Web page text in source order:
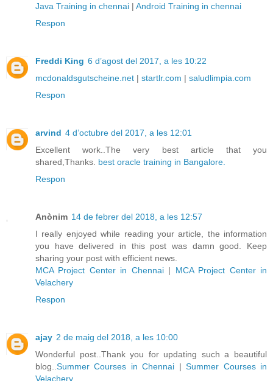
Java Training in chennai | Android Training in chennai
Respon
Freddi King 6 d’agost del 2017, a les 10:22
mcdonaldsgutscheine.net | startlr.com | saludlimpia.com
Respon
arvind 4 d’octubre del 2017, a les 12:01
Excellent work..The very best article that you
shared,Thanks. best oracle training in Bangalore.
Respon
Anònim 14 de febrer del 2018, a les 12:57
I really enjoyed while reading your article, the information
you have delivered in this post was damn good. Keep
sharing your post with efficient news.
MCA Project Center in Chennai| MCA Project Center in
Velachery
Respon
ajay 2 de maig del 2018, a les 10:00
Wonderful post..Thank you for updating such a beautiful
blog.. Summer Courses in Chennai |Summer Courses in
Velachery